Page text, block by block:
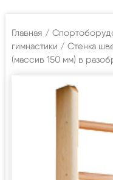
Главная /
гимнастики / Стенка
(массив 150 мм) в